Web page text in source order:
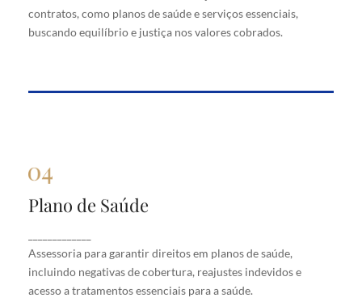
contratos, como planos de saúde e serviços essenciais,
buscando equilíbrio e justiça nos valores cobrados.
cobrados.
Plano de Saúde
Assessoria para garantir direitos em planos de saúde,
incluindo negativas de cobertura, reajustes indevidos e
acesso a tratamentos essenciais para a saúde.
Plano de Saúde
saúde, incluindo negativas de cobertura, reajustes
indevidos e acesso a tratamentos essenciais para a
saúde.